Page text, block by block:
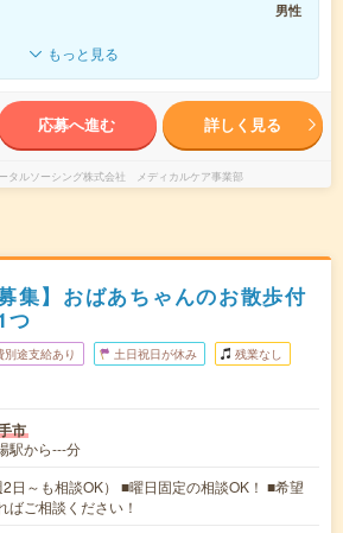
男性
もっと見る
応募へ進む 詳しく見る
タルソーシング株式会社 メディカルケア事業部
集】おばあちゃんのお散歩付
つ
別途支給あり 土日祝日が休み 残業なし
市
駅から---分
日～も相談OK） ■曜日固定の相談OK！ ■希望
ばご相談ください！